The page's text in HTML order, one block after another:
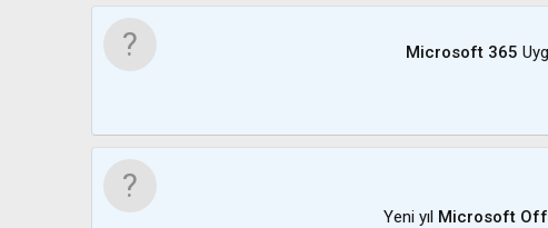
Microsoft 365
Yeni yıl Microsoft